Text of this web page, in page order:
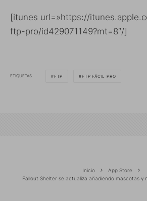
[itunes url=»https://
ftp-pro/id429071149?mt=8″/]
ETIQUETAS FTP FTP FÁCIL PRO
Inicio
App Store
Fallout Shelter se actualiza añadiendo mascotas y